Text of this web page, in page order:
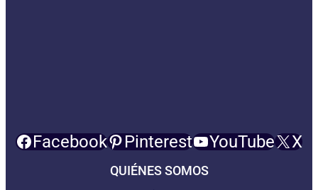
Facebook Pinterest YouTube X
QUIÉNES SOMOS